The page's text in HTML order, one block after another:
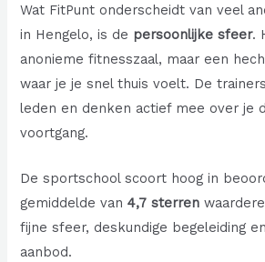
Wat FitPunt onderscheidt van veel
in Hengelo, is de persoonlijke sfeer.
anonieme fitnesszaal, maar een
waar je je snel thuis voelt. De
leden en denken actief mee over je
voortgang.
De sportschool scoort hoog in
gemiddelde van4,7 sterren
fijne sfeer, deskundige begeleiding
aanbod.